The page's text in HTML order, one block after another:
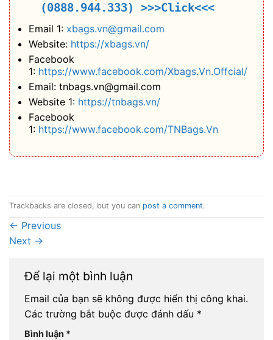
(0888.944.333) >>>Click<<<
Email 1: xbags.vn@gmail.com
Website: https://xbags.vn/
Facebook
1: https://www.facebook.com/Xbags.Vn.Offcial/
Email: tnbags.vn@gmail.com
Website 1: https://tnbags.vn/
Facebook
1: https://www.facebook.com/TNBags.Vn
Trackbacks are closed, but you can post a comment.
← Previous
Next →
Để lại một bình luận
Email của bạn sẽ không được hiển thị công khai.
Các trường bắt buộc được đánh dấu *
Bình luận *